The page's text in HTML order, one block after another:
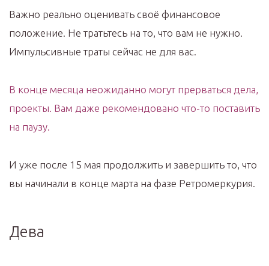
Важно реально оценивать своё финансовое
положение. Не тратьтесь на то, что вам не нужно.
Импульсивные траты сейчас не для вас.
В конце месяца неожиданно могут прерваться дела,
проекты. Вам даже рекомендовано что-то поставить
на паузу.
И уже после 15 мая продолжить и завершить то, что
вы начинали в конце марта на фазе Ретромеркурия.
Дева